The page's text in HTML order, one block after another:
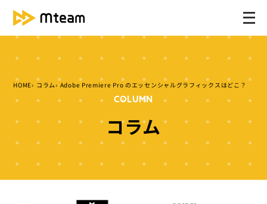
メ
開
HOME コラム Adobe Premiere Pro のエッセンシャルグラフィックスはどこ？
COLUMN
コラム